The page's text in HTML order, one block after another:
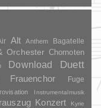
Alt Anthem Bagatelle
Orchester Chornoten
Download
Duett
Frauenchor Fuge
Instrumentalmusik
Konzert Kyrie